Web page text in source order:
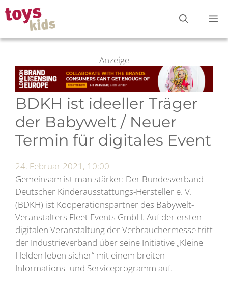
Zum
Inhalt
springen
Anzeige
BDKH ist ideeller Träger
der Babywelt / Neuer
Termin für digitales Event
24. Februar 2021, 10:00
Gemeinsam ist man stärker: Der Bundesverband
Deutscher Kinderausstattungs-Hersteller e. V.
(BDKH) ist Kooperationspartner des Babywelt-
Veranstalters Fleet Events GmbH. Auf der ersten
digitalen Veranstaltung der Verbrauchermesse tritt
der Industrieverband über seine Initiative „Kleine
Helden leben sicher“ mit einem breiten
Informations- und Serviceprogramm auf.